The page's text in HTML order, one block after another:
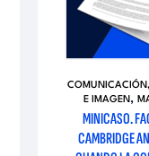
E IMAGEN,
MINICASO.
CAMBRIDGE